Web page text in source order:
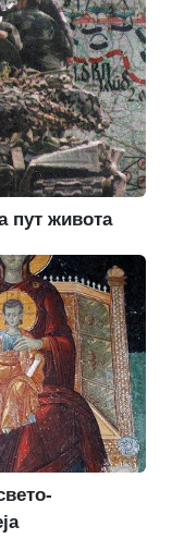
пут живота